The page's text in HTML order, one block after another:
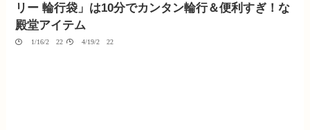
リー 輪行袋」は10分でカンタン輪行＆便利すぎ！な
殿堂アイテム
01/16/2022 04/19/2022